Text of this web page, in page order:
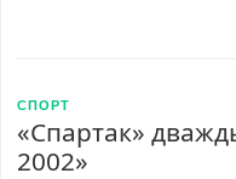
СПОРТ
«Спартак»
2002»